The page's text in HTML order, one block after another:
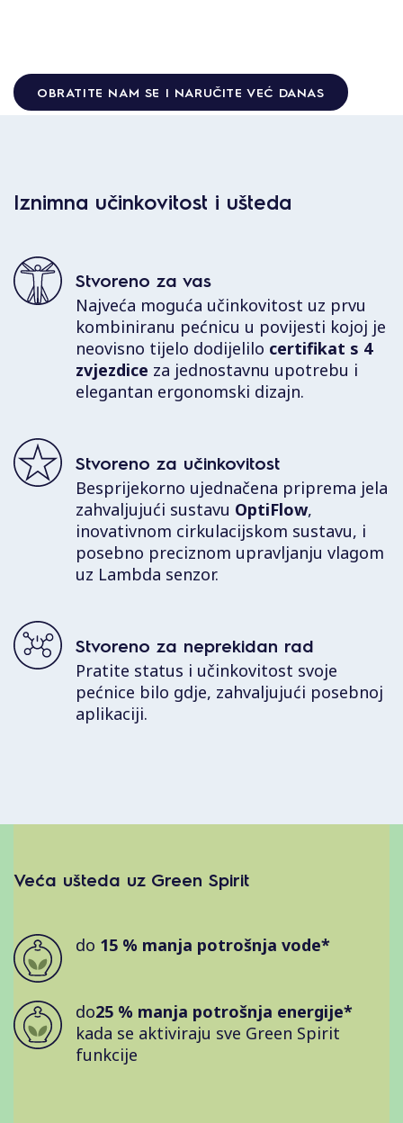
OBRATITE NAM SE I NARUČITE VEĆ DANAS
Iznimna učinkovitost i ušteda
Stvoreno za vas
Najveća moguća učinkovitost uz prvu
kombiniranu pećnicu u povijesti kojoj je
neovisno tijelo dodijelilo certifikat s 4
zvjezdice za jednostavnu upotrebu i
elegantan ergonomski dizajn.
Stvoreno za učinkovitost
Besprijekorno ujednačena priprema jela
zahvaljujući sustavu OptiFlow,
inovativnom cirkulacijskom sustavu, i
posebno preciznom upravljanju vlagom
uz Lambda senzor.
Stvoreno za neprekidan rad
Pratite status i učinkovitost svoje
pećnice bilo gdje, zahvaljujući posebnoj
aplikaciji.
Veća ušteda uz Green Spirit
do 15 % manja potrošnja vode*
do25 % manja potrošnja energije*
kada se aktiviraju sve Green Spirit
funkcije